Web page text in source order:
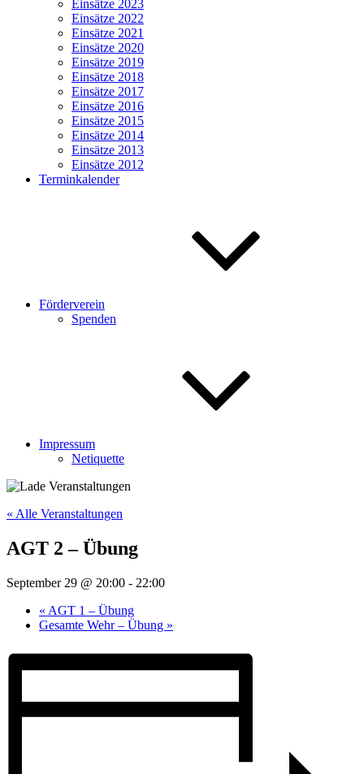
Einsätze 2023
Einsätze 2022
Einsätze 2021
Einsätze 2020
Einsätze 2019
Einsätze 2018
Einsätze 2017
Einsätze 2016
Einsätze 2015
Einsätze 2014
Einsätze 2013
Einsätze 2012
Terminkalender
Förderverein
Spenden
Impressum
Netiquette
« Alle Veranstaltungen
AGT 2 – Übung
September 29 @ 20:00 - 22:00
« AGT 1 – Übung
Gesamte Wehr – Übung »